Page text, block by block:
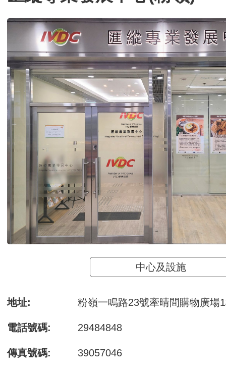
中心及設施
地址: 粉嶺一鳴路23號牽晴間購物廣場
電話號碼: 29484848
傳真號碼: 39057046